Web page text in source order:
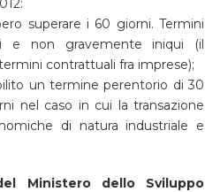
superare i 60 giorni. Termini
e non gravemente iniqui (il
contrattuali fra imprese);
un termine perentorio di 30
nel caso in cui la transazione
di natura industriale e
Ministero dello Sviluppo